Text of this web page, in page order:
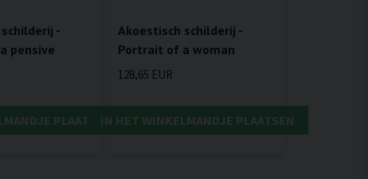
-
pensive
PLAATSEN
Akoestisch schilderij -
Portrait of a woman
128,65 EUR
IN HET WINKELMANDJE PLAATSEN